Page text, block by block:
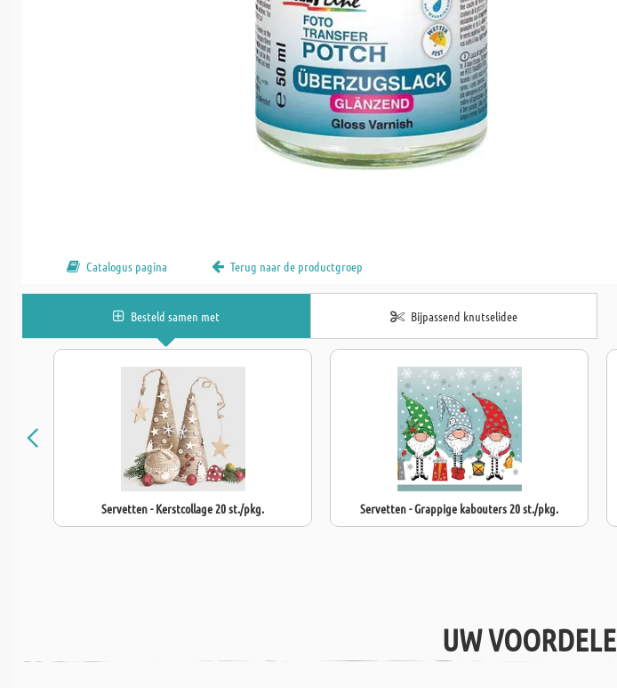
Catalogus pagina Terug naar de productgroep
Besteld samen met Bijpassend knutselidee
Servetten - Kerstcollage 20 st./pkg. Servetten - Grappige kabouters 20 st./pkg.
UW